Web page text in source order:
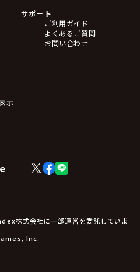
ップ
カード
ー
サポート
ご利用ガイド
よくあるご質問
お問い合わせ
示
X
(Twitter)
Facebook
LINE
株式会社に一部運営を委託していま
Inc.